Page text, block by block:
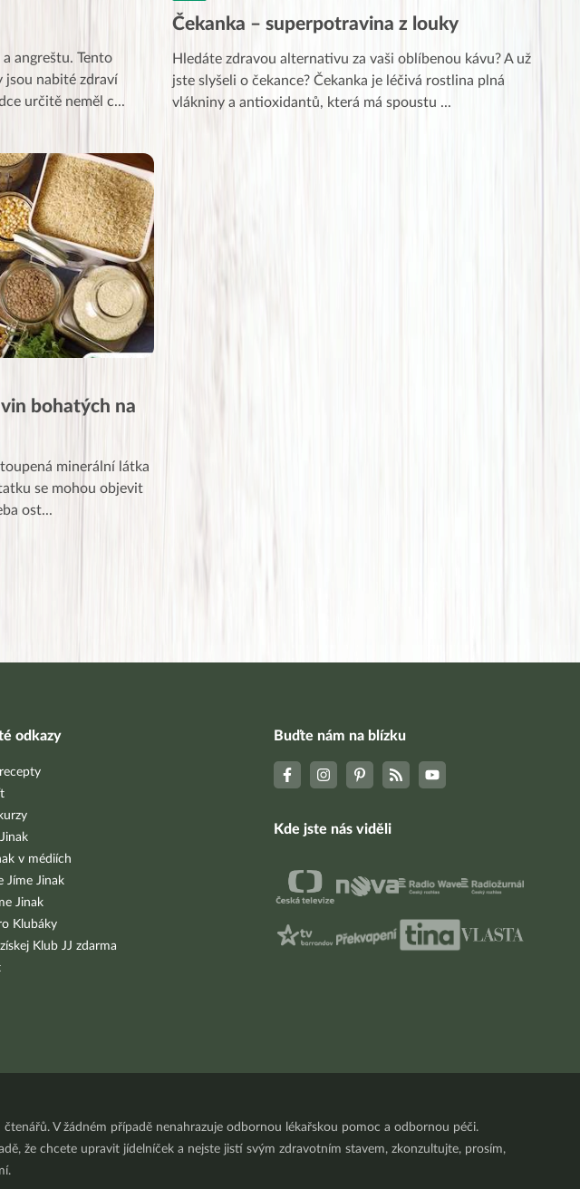
angreštu. Tento
jsou nabité zdraví
určitě neměl c...
Čekanka – superpotravina z louky
Hledáte zdravou alternativu za vaši oblíbenou kávu? A už
jste slyšeli o čekance? Čekanka je léčivá rostlina plná
vlákniny a antioxidantů, která má spoustu ...
bohatých na
minerální látka
se mohou objevit
ost...
odkazy
v médiích
Jíme Jinak
Jinak
Klubáky
Klub JJ zdarma
Buďte nám na blízku
Kde jste nás viděli
V žádném případě nenahrazuje odbornou lékařskou pomoc a odbornou péči.
že chcete upravit jídelníček a nejste jistí svým zdravotním stavem, zkonzultujte, prosím,